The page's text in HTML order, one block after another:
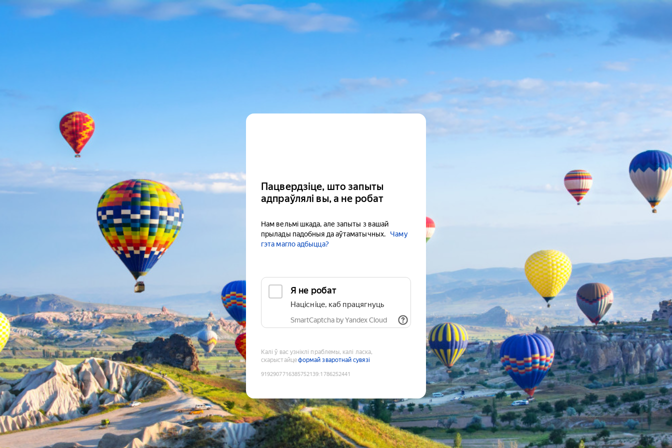
Пацвердзіце, што запыты
адпраўлялі вы, а не робат
Нам вельмі шкада, але запыты з вашай
прылады падобныя да аўтаматычных.
Чаму
гэта магло адбыцца?
Я не робат
Націсніце, каб працягнуць
SmartCaptcha by Yandex Cloud
Калі ў вас узніклі праблемы, калі ласка,
скарыстайцеформай зваротнай сувязі
9192907716385752139:1786252441